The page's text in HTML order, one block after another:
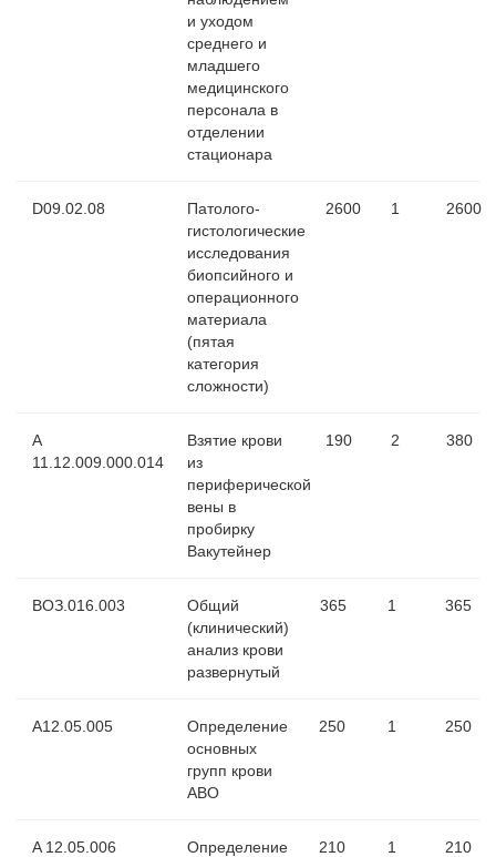
и уходом
среднего и
младшего
медицинского
персонала в
отделении
стационара
D09.02.08
Патолого-
гистологические
исследования
биопсийного и
операционного
материала
(пятая
категория
сложности)
2600 1 2600
A
11.12.009.000.014
Взятие крови
из
периферической
вены в
пробирку
Вакутейнер
190 2 380
ВОЗ.016.003
Общий
(клинический)
анализ крови
развернутый
365 1 365
А12.05.005
Определение
основных
групп крови
АВО
250 1 250
A 12.05.006
Определение
210 1 210